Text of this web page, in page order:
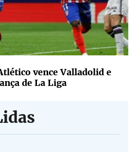
vence Valladolid e
de La Liga